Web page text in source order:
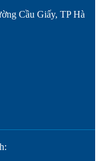
Cầu Giấy, TP Hà